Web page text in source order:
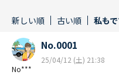
新しい順 古い順 私も
No***
No.0001
25/04/12 (土) 21:38